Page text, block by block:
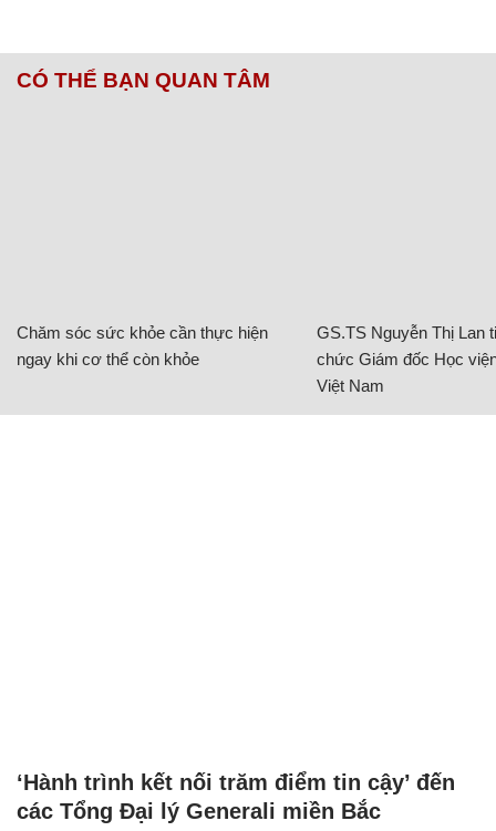
CÓ THỂ BẠN QUAN TÂM
Chăm sóc sức khỏe cần thực hiện
ngay khi cơ thể còn khỏe
GS.TS Nguyễn Thị Lan
chức Giám đốc Học
Việt Nam
‘Hành trình kết nối trăm điểm tin cậy’ đến
các Tổng Đại lý Generali miền Bắc